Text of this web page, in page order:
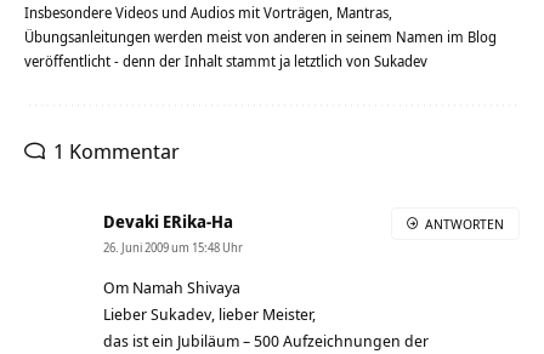
Insbesondere Videos und Audios mit Vorträgen, Mantras,
Übungsanleitungen werden meist von anderen in seinem Namen im Blog
veröffentlicht - denn der Inhalt stammt ja letztlich von Sukadev
1 Kommentar
Devaki ERika-Ha
26. Juni 2009 um 15:48 Uhr
Om Namah Shivaya
Lieber Sukadev, lieber Meister,
das ist ein Jubiläum – 500 Aufzeichnungen der
ANTWORTEN